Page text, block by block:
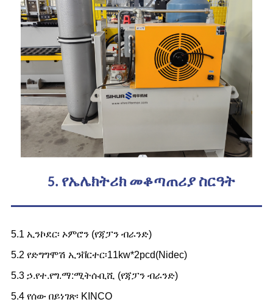
5. የኤሌክትሪክ መቆጣጠሪያ ስርዓት
5.1 ኢንኮደር፡ ኦምሮን (የጃፓን ብራንድ)
5.2 የድግግሞሽ ኢንቨርተር፡11kw*2pcd(Nidec)
5.3 ኃ.የተ.የግ.ማ:ሚትሱቢሺ (የጃፓን ብራንድ)
5.4 የሰው በይነገጽ፡ KINCO